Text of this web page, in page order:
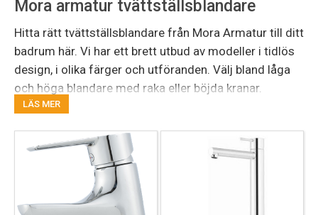
Mora armatur tvättställsblandare
Hitta rätt tvättställsblandare från Mora Armatur till ditt
badrum här. Vi har ett brett utbud av modeller i tidlös
design, i olika färger och utföranden. Välj bland låga
och höga blandare med raka eller böjda kranar.
Oavsett vilken modell du väljer får du en energieffektiv
Mora-blandare för tvättställ är tåliga, lätta att göra
rent och håller under lång tid.
LÄS MER